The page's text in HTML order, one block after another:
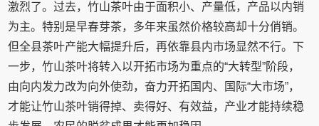
激烈了。过去，竹山茶叶由于面积小、产量低，产品以内销
为主。特别是早春芽茶，多年来虽然价格较高却十分俏销。
但全县茶叶产能大幅提升后，再依靠县内市场显然不行。下
一步，竹山茶叶将转入以开拓市场为重点的“大转型”阶段，
由向内发力改为向外使劲，奋力开拓国内、国际“大市场”，
才能让竹山茶叶销得掉、卖得好、有效益，产业才能持续稳